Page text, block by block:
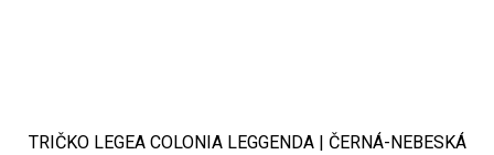
TRIČKO LEGEA COLONIA LEGGENDA | ČERNÁ-NEBESKÁ